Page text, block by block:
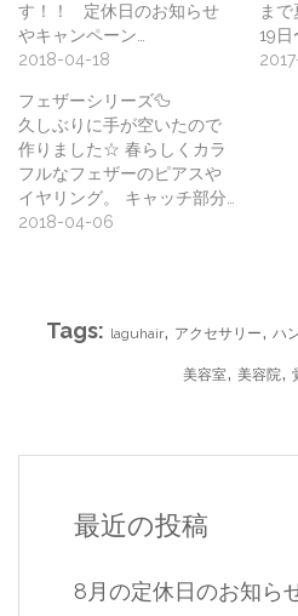
す‍！！ 定休日のお知らせ
やキャンペーン…
2018-04-18
ま
19日
フェザーシリーズ🦆
久しぶりに手が空いたので
作りました☆ 春らしくカラ
フルなフェザーのピアスや
イヤリング。 キャッチ部分…
2018-04-06
Tags: laguhair, アクセサリー, ハ
美容室, 美容院,
最近の投稿
8月の定休日のお知ら